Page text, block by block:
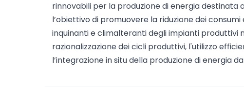
rinnovabili per la produzione di energia destinata
l’obiettivo di promuovere la riduzione dei
inquinanti e climalteranti degli impianti produttivi
razionalizzazione dei cicli produttivi, l'utilizzo
l’integrazione in situ della produzione di energia